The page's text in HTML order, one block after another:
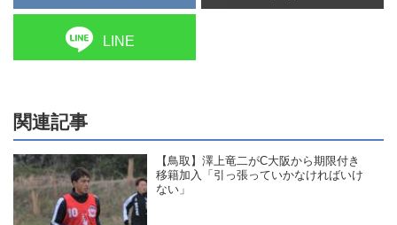
LINE
関連記事
【鳥取】澤上竜二がC大阪から期限付き
移籍加入「引っ張っていかなければいけ
ない」